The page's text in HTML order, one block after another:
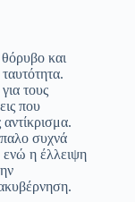
και
τους
που
συχνά
ενώ η έλλειψη